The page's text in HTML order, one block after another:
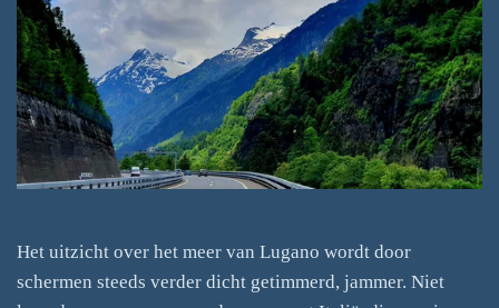
Het uitzicht over het meer van Lugano wordt door
schermen steeds verder dicht getimmerd, jammer. Niet